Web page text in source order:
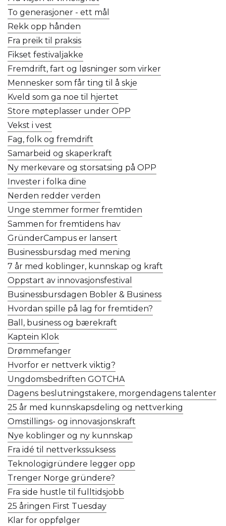
To generasjoner - ett mål
Rekk opp hånden
Fra preik til praksis
Fikset festivaljakke
Fremdrift, fart og løsninger som virker
Mennesker som får ting til å skje
Kveld som ga noe til hjertet
Store møteplasser under OPP
Vekst i vest
Fag, folk og fremdrift
Samarbeid og skaperkraft
Ny merkevare og storsatsing på OPP
Invester i folka dine
Nerden redder verden
Unge stemmer former fremtiden
Sammen for fremtidens hav
GründerCampus er lansert
Businessbursdag med mening
7 år med koblinger, kunnskap og kraft
Oppstart av innovasjonsfestival
Businessbursdagen Bobler & Business
Hvordan spille på lag for fremtiden?
Ball, business og bærekraft
Kaptein Klok
Drømmefanger
Hvorfor er nettverk viktig?
Ungdomsbedriften GOTCHA
Dagens beslutningstakere, morgendagens talenter
25 år med kunnskapsdeling og nettverking
Omstillings- og innovasjonskraft
Nye koblinger og ny kunnskap
Fra idé til nettverkssuksess
Teknologigründere legger opp
Trenger Norge gründere?
Fra side hustle til fulltidsjobb
25 åringen First Tuesday
Klar for oppfølger